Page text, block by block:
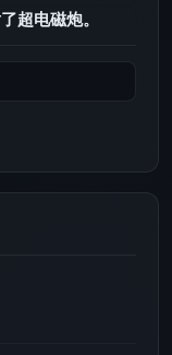
超电磁炮。